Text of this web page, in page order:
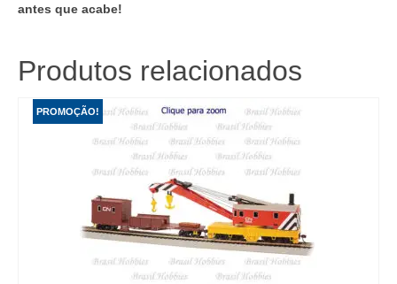
antes que acabe!
Produtos relacionados
PROMOÇÃO!